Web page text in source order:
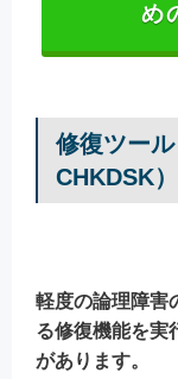
め
修復ツー
CHKDSK
軽度の論理障害
る修復機能を実
があります。